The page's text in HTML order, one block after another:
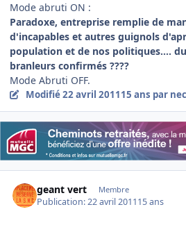
Mode abruti ON :
Paradoxe, entreprise remplie de
d'incapables et autres guignols
population et de nos politiques....
branleurs confirmés ????
Mode Abruti OFF.
Modifié22 avril 201115 ans par
geant vert Membre
Publication:22 avril 201115 ans